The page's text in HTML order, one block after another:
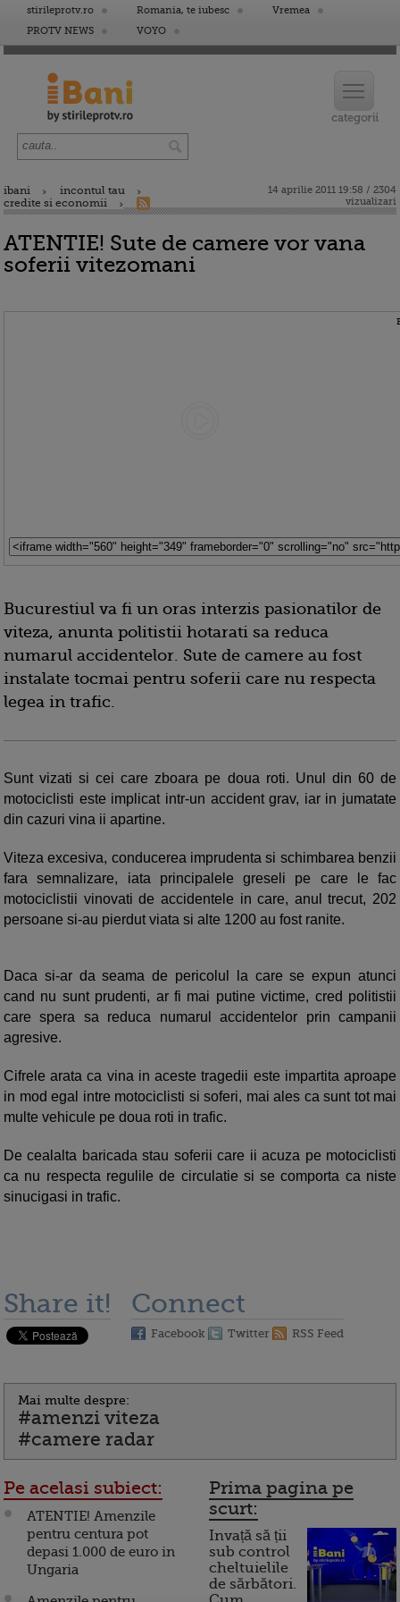
stirileprotv.ro Romania, te iubesc
Vremea
PROTV NEWS
VOYO
ibani
incontul tau
credite si economii
14 aprilie 2011 19:58 / 2304
vizualizari
ATENTIE! Sute de camere vor vana
soferii vitezomani
Bucurestiul va fi un oras interzis pasionatilor de
viteza, anunta politistii hotarati sa reduca
numarul accidentelor. Sute de camere au fost
instalate tocmai pentru soferii care nu respecta
legea in trafic.
Sunt vizati si cei care zboara pe doua roti. Unul din 60 de
motociclisti este implicat intr-un accident grav, iar in jumatate
din cazuri vina ii apartine.
Viteza excesiva, conducerea imprudenta si schimbarea benzii
fara semnalizare, iata principalele greseli pe care le fac
motociclistii vinovati de accidentele in care, anul trecut, 202
persoane si-au pierdut viata si alte 1200 au fost ranite.
Daca si-ar da seama de pericolul la care se expun atunci
cand nu sunt prudenti, ar fi mai putine victime, cred politistii
care spera sa reduca numarul accidentelor prin campanii
agresive.
Cifrele arata ca vina in aceste tragedii este impartita aproape
in mod egal intre motociclisti si soferi, mai ales ca sunt tot mai
multe vehicule pe doua roti in trafic.
De cealalta baricada stau soferii care ii acuza pe motociclisti
ca nu respecta regulile de circulatie si se comporta ca niste
sinucigasi in trafic.
Share it! Connect
Facebook Twitter RSS Feed
Mai multe despre:
#amenzi viteza
#camere radar
Pe acelasi subiect:
ATENTIE! Amenzile
pentru centura pot
depasi 1.000 de euro in
Ungaria
Prima pagina pe
scurt:
Invață să ții
sub control
cheltuielile
de sărbători.